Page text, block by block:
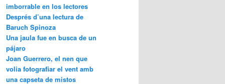
imborrable en los lectores
Després d’una lectura de
Baruch Spinoza
Una jaula fue en busca de un
pájaro
Joan Guerrero, el nen que
volia fotografiar el vent amb
una capseta de mistos